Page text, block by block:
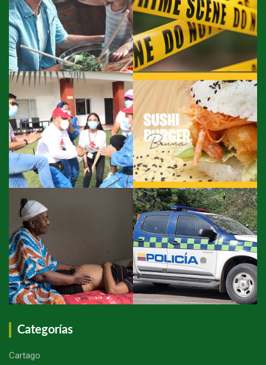
Categorías
Cartago